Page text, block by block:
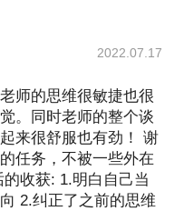
2022.07.17
师的思维很敏捷也很
。同时老师的整个谈
来很舒服也有劲！ 谢
任务，不被一些外在
收获: 1.明白自己当
2.纠正了之前的思维